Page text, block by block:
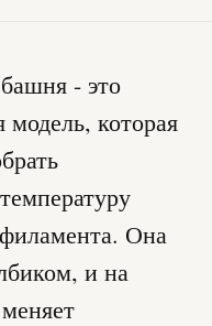
- это
модель, которая
Она
и на